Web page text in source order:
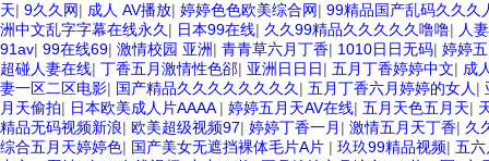
天| 9久久网| 成人 AV播放| 婷婷色色欧美综合网| 99精品国产乱码久久久
洲中文乱字字幕在线永久 | 日本99在线| 久久99精品久久久久久噜噜| 人
91av| 99在线69| 激情校园 亚洲| 青青草六月丁香| 1010日日无码| 婷婷
超碰人妻在线| 丁香五月激情性色郤| 亚洲日日日| 五月丁香婷婷中文| 成
妻一区二区电影| 国产精品久久久久久久久久 | 五月丁香六月婷婷的女人 |
月天偷拍| 日本欧美成人片AAAA | 婷婷五月天AV在线| 五月天色五月天|
精品无码视频新浪| 欧美超级视频97| 婷婷丁香一月 | 激情五月天丁香| 久
综合五月天婷婷色| 国产美女无遮挡裸体毛片A片 | 玖玖99精品视频| 五六